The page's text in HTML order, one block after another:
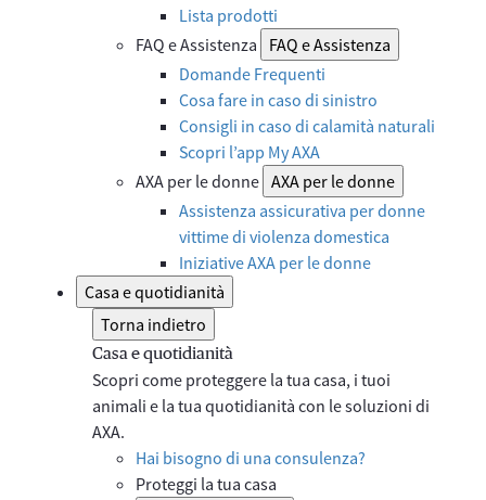
Lista prodotti
FAQ e Assistenza
FAQ e Assistenza
Domande Frequenti
Cosa fare in caso di sinistro
Consigli in caso di calamità naturali
Scopri l’app My AXA
AXA per le donne AXA per le donne
Assistenza assicurativa per donne
vittime di violenza domestica
Iniziative AXA per le donne
Casa e quotidianità
Torna indietro
Casa e quotidianità
Scopri come proteggere la tua casa, i tuoi
animali e la tua quotidianità con le soluzioni di
AXA.
Hai bisogno di una consulenza?
Proteggi la tua casa